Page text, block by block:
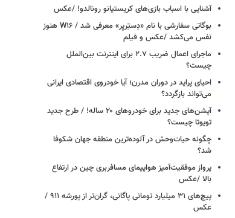
آشنایی با اسباب‌ بازی‌های کریستیانو رونالدو! /عکس
بوگاتی سفارشی با نام «دِستِریِر» معرفی شد / W۱۶ هنوز
نفس می‌کشد /عکس و فیلم
ماجرای اعمال ضریب ۲.۷ برای اینترنت بین‌الملل
چیست؟
احیای پراید در دوران مدرن؛ آیا خودروی اقتصادی ایرانی
می‌تواند بازگردد؟
آپشن‌های جدید برای خودروهای ۲۰ ساله! / طرح جدید
تویوتا چیست؟
چگونه حیات‌وحش در آلوده‌ترین منطقه جهان شکوفا
شد؟
پرواز موفقیت‌آمیز هواپیمای مسافربری چین در ارتفاع
بالا /عکس
پیچ‌های ۳۱ میلیارد تومانی پاگانی، گران‌تر از پورشه ۹۱۱ /
عکس